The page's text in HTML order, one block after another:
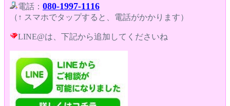
電話： 080-1997-1116
（↑ スマホでタップすると、電話がかかります）
LINE@は、下記から追加してくださいね